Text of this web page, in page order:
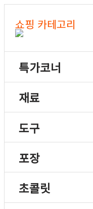
쇼핑 카테고리
특가코너
재료
도구
포장
초콜릿